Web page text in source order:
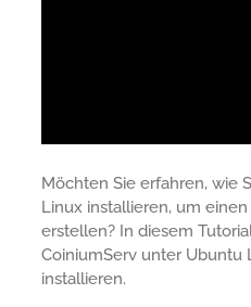
Möchten Sie erfahren, wie
Linux installieren, um
erstellen? In diesem
CoiniumServ unter Ubuntu
installieren.